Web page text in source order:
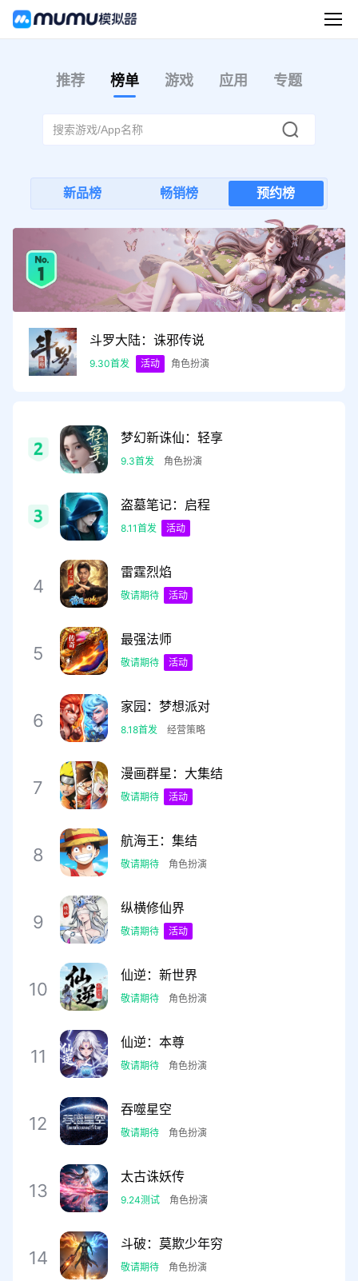
推荐 榜单 游戏 应用 专题
新品榜 畅销榜 预约榜
斗罗大陆：诛邪传说
9.30首发 活动 角色扮演
梦幻新诛仙：轻享
9.3首发 角色扮演
盗墓笔记：启程
8.11首发 活动
4
雷霆烈焰
敬请期待 活动
5
最强法师
敬请期待 活动
6
家园：梦想派对
8.18首发 经营策略
7
漫画群星：大集结
敬请期待 活动
8
航海王：集结
敬请期待 角色扮演
9
纵横修仙界
敬请期待 活动
10
仙逆：新世界
敬请期待 角色扮演
11
仙逆：本尊
敬请期待 角色扮演
12
吞噬星空
敬请期待 角色扮演
13
太古诛妖传
9.24测试 角色扮演
14
斗破：莫欺少年穷
敬请期待 角色扮演